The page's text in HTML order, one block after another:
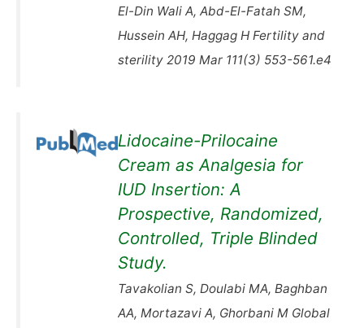
El-Din Wali A, Abd-El-Fatah SM,
Hussein AH, Haggag H Fertility and
sterility 2019 Mar 111(3) 553-561.e4
Lidocaine-Prilocaine
Cream as Analgesia for
IUD Insertion: A
Prospective, Randomized,
Controlled, Triple Blinded
Study.
Tavakolian S, Doulabi MA, Baghban
AA, Mortazavi A, Ghorbani M Global